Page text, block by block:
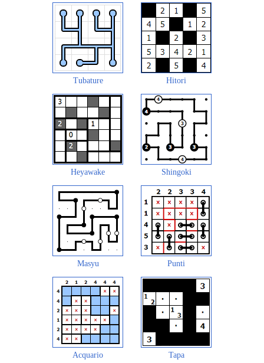
Tubature Hitori
Heyawake Shingoki
Masyu Punti
Acquario Tapa